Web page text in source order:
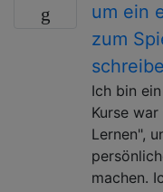
um ein
zum
Ich bin
Kurse
Lernen",
machen.